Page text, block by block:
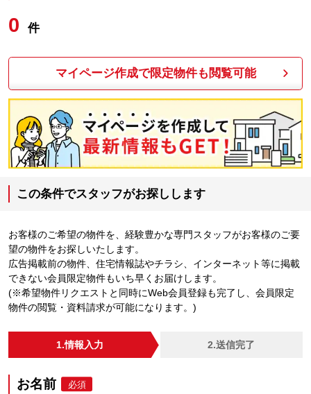
0 件
マイページ作成で限定物件も閲覧可能
この条件でスタッフがお探しします
お客様のご希望の物件を、経験豊かな専門スタッフがお客様のご要
望の物件をお探しいたします。
広告掲載前の物件、住宅情報誌やチラシ、インターネット等に掲載
できない会員限定物件もいち早くお届けします。
(※希望物件リクエストと同時にWeb会員登録も完了し、会員限定
物件の閲覧・資料請求が可能になります。)
1.情報入力 2.送信完了
お名前 必須